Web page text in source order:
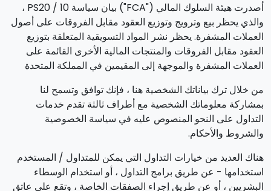
أصدرت هيئة السلوك المالي ("FCA") بيان سياسة PS20 / 10 ،
والذي يحظر بيع وترويج وتوزيع العقود مقابل الفروقات على أصول
العملات المشفرة. يحظر نشر المواد التسويقية المتعلقة بتوزيع
العقود مقابل الفروقات والمنتجات المالية الأخرى القائمة على
العملات المشفرة والموجهة إلى المقيمين في المملكة المتحدة
من خلال ترك بياناتك الشخصية هنا ، فإنك توافق وتسمح لنا
بمشاركة معلوماتك الشخصية مع أطراف ثالثة تقدم خدمات
التداول على النحو المنصوص عليه في سياسة الخصوصية
والشروط والأحكام.
هناك العديد من خيارات التداول التي يمكن للمتداول / المستخدم
استخدامها - عن طريق برامج التداول ، أو استخدام الوسطاء
البشريين ، أو عن طريق إجراء الصفقات الخاصة ، وتقع على عاتق